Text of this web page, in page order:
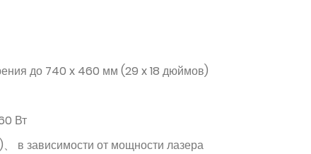
до 740 x 460 мм (29 x 18 дюймов)
Вт
в зависимости от мощности лазера